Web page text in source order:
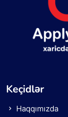
Keçidlər
Haqqımızda